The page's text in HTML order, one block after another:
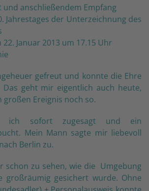
und anschließendem Empfang
Jahrestages der Unterzeichnung des
Januar 2013 um 17.15 Uhr
gefreut und konnte die Ehre
Das geht mir eigentlich auch heute,
großen Ereignis noch so.
ich sofort zugesagt und ein
Mein Mann sagte mir liebevoll
Berlin zu.
schon zu sehen, wie die Umgebung
großräumig gesichert wurde. Ohne